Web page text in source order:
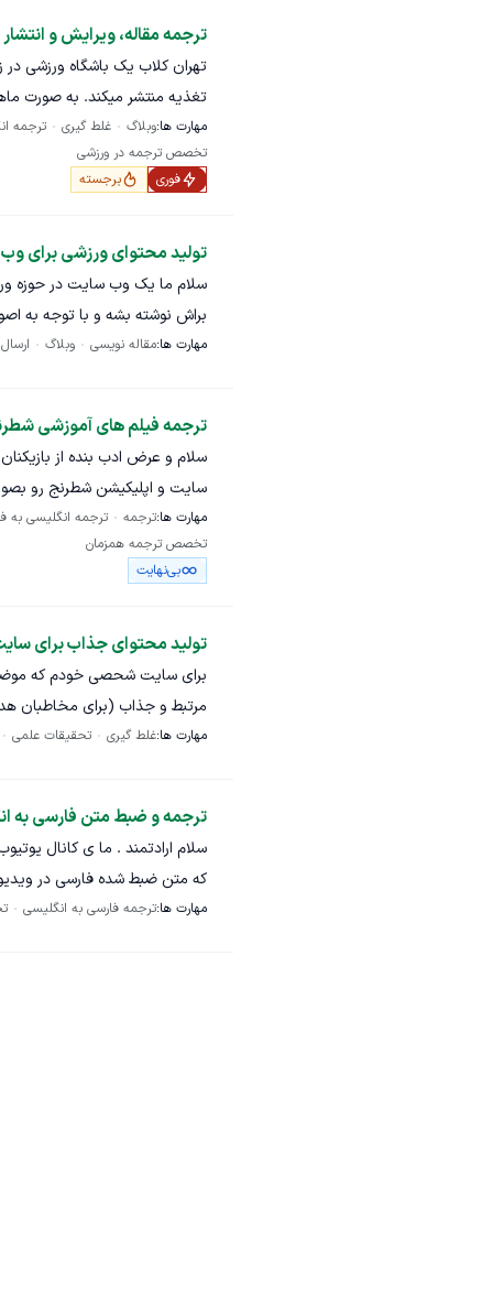
دیگه تمدید میشه به همین
ترجمه مقاله، ویرایش و
تهران کلاب یک باشگاه ورزشی
پس از ترجمه و ویرایش به تایید
رعایت اصول انتشار مقاله
مهارت ها:وبلاگ غلط گیری ترجمه
تخصص ترجمه در ورزشی
فوری
برجسته
تولید محتوای ورزشی برای
براش نوشته بشه و با توجه به
باید حتما در زمینه ورزشی
این صورت هست که فریلنسر
تایید می کنیم و بعدش هم باید
تدوین و عکس گذاری بشن.
مهارت ها:مقاله نویسی وبلاگ
ترجمه فیلم های آموزشی
سلام و عرض ادب بنده از
سایت و اپلیکیشن شطرنج رو
داخل کشور میتونن با مراجعه به
اعم از کتاب و نرم افزار و
(ترجمه و زیرنویس و دوبله
سود خوب هستم. لطفا شرایط
مسابقات و آموزش آنلاین هم
نیز از اسپات پلیر جهت حفظ
بود که قراردادی نوشته میشه فیلم
کنم و مکاتبات بیشتری انجام
بفرمایید. البته سایت کاملا
مشهود و سایت و نسخه اندروید
منتظر پیام شما هستم. مجددا
مهارت ها:ترجمه ترجمه انگلیسی به
تخصص ترجمه همزمان
بی‌نهایت
تولید محتوای جذاب برای
مرتبط و جذاب (برای مخاطبان
لاغری و چاقی ، بررسی تحقیقات
مهارت ها:غلط گیری تحقیقات علمی
ترجمه و ضبط متن فارسی به
مهارت ها:ترجمه فارسی به انگلیسی